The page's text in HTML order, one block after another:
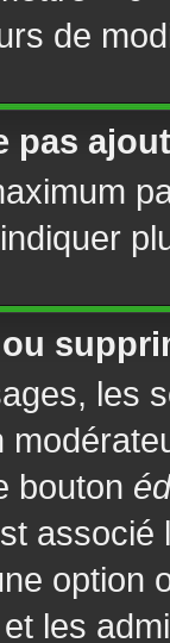
de
pas
les
bouton
associé
les